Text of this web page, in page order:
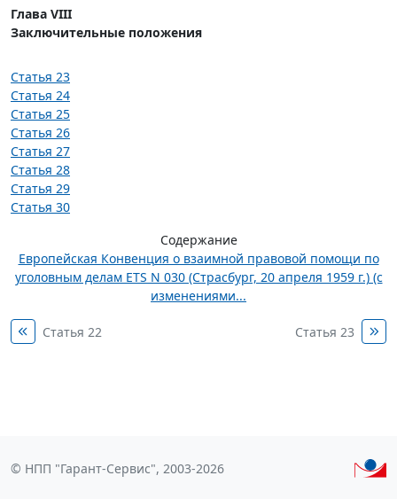
Глава VIII
Заключительные положения
Статья 23
Статья 24
Статья 25
Статья 26
Статья 27
Статья 28
Статья 29
Статья 30
Содержание
Европейская Конвенция о взаимной правовой помощи по
уголовным делам ETS N 030 (Страсбург, 20 апреля 1959 г.) (с
изменениями...
Статья 22 Статья 23
© НПП "Гарант-Сервис", 2003-2026